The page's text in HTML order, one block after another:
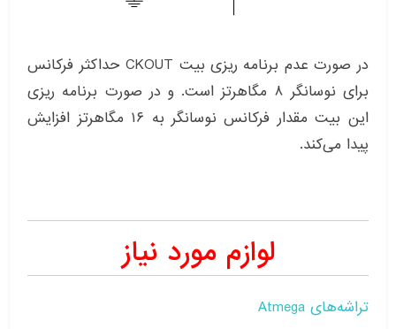
در صورت عدم برنامه ریزی بیت CKOUT حداکثر فرکانس
برای نوسانگر ۸ مگاهرتز است. و در صورت برنامه ریزی
این بیت مقدار فرکانس نوسانگر به ۱۶ مگاهرتز افزایش
پیدا می‌کند.
لوازم مورد نیاز
تراشه‌های Atmega